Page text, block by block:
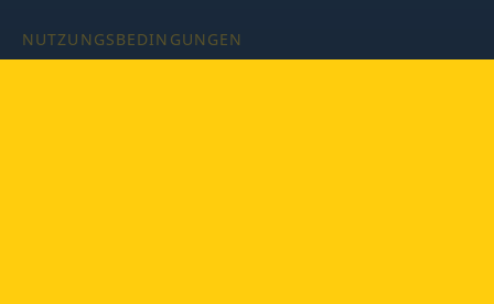
NUTZUNGSBEDINGUNGEN